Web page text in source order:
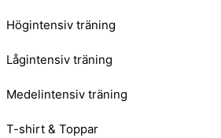
Högintensiv träning
Lågintensiv träning
Medelintensiv träning
T-shirt & Toppar